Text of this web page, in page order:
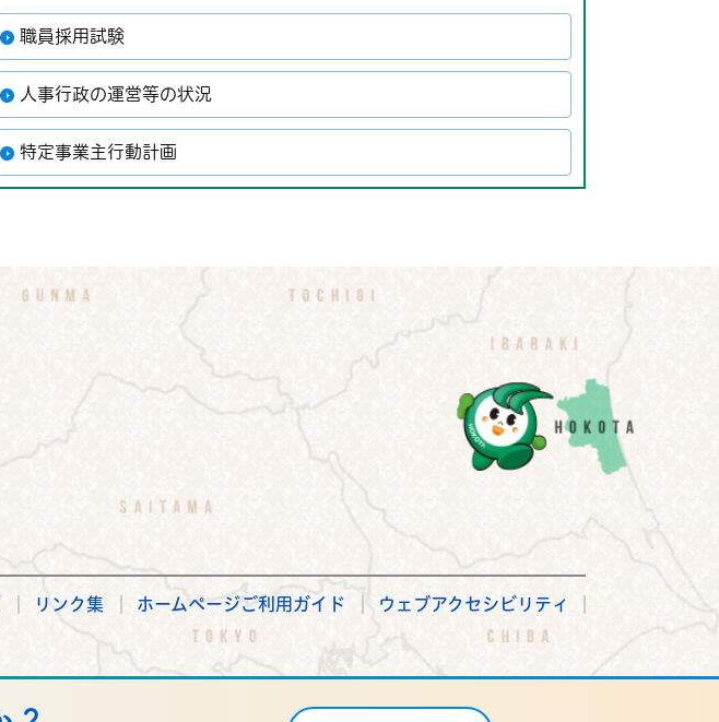
職員採用試験
人事行政の運営等の状況
特定事業主行動計画
リンク集 ホームページご利用ガイド ウェブアクセシビリティ